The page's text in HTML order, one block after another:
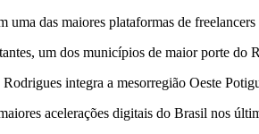
uma das maiores plataformas de
um dos municípios de maior porte do
integra a mesorregião Oeste
acelerações digitais do Brasil nos